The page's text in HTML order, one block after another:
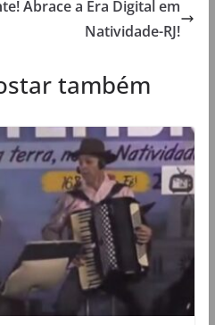
Abrace a Era Digital em
Natividade-RJ!
também